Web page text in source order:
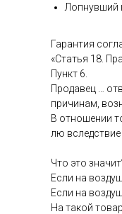
Лоп­нувший
Га­ран­тия
«Статья 18.
Пункт 6.
Про­давец …
при­чинам,
В от­но­шении
лю
Что это
Ес­ли на
Ес­ли на
На та­кой